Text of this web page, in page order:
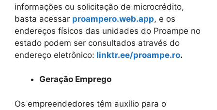
informações ou solicitação de microcrédito,
basta acessar proampero.web.app, e os
endereços físicos das unidades do Proampe no
estado podem ser consultados através do
endereço eletrônico: linktr.ee/proampe.ro.
Geração Emprego
Os empreendedores têm auxílio para o